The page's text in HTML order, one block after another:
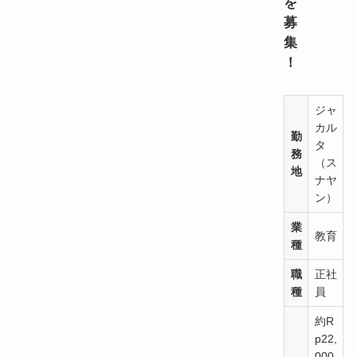
募
集
！
勤
務
地
ジャ
カル
タ
（ス
ナヤ
ン）
業
種
教育
職
種
正社
員
約R
p22,